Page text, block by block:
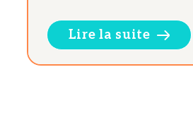
Lire la suite